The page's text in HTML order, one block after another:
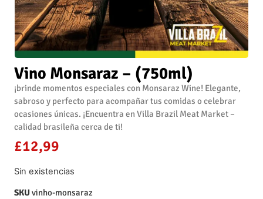
Vino Monsaraz – (750ml)
¡brinde momentos especiales con Monsaraz Wine! Elegante,
sabroso y perfecto para acompañar tus comidas o celebrar
ocasiones únicas. ¡Encuentra en Villa Brazil Meat Market –
calidad brasileña cerca de ti!
£12,99
Sin existencias
SKU vinho-monsaraz